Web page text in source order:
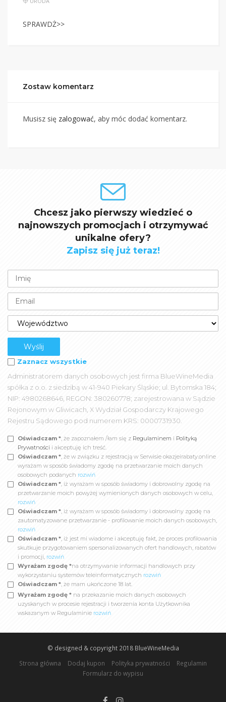
SPRAWDŻ>>
Zostaw komentarz
Musisz się zalogować, aby móc dodać komentarz.
Chcesz jako pierwszy wiedzieć o
najnowszych promocjach i otrzymywać
unikalne ofery?
Zapisz się już teraz!
Zaznacz wszystkie
Administratorem danych osobowych jest firma BlueWineMedia
spółka z o.o. z siedzibą w 41-940 Piekary Śląskie; ul. Bytomska 184;
NIP: 4980268646, REGON: 380260778; zarejestrowana w Sądzie
Rejonowym w Gliwicach, X Wydział Gospodarczy Krajowego
Rejestru Sądowego pod numerem KRS: 0000731930.
Oświadczam *, że zapoznałem /łam się z Regulaminem i Polityką
Prywatności i akceptuję ich treść.
Oświadczam *, że w związku z rejestracją w Serwisie okazjeirabaty.online
wyrażam w sposób świadomy zgodę na przetwarzanie moich danych
osobowych podanych rozwiń
Oświadczam *, iż wyrażam w sposób świadomy i dobrowolny zgodę na
przetwarzanie moich powyżej wymienionych danych osobowych w celu,
rozwiń
Oświadczam *, iż wyrażam w sposób świadomy i dobrowolny zgodę na
zautomatyzowane przetwarzanie - profilowanie moich danych osobowych,
rozwiń
Oświadczam *, iż jest mi wiadome i akceptuję fakt, że proces profilowania
skutkuje przygotowaniem spersonalizowanych ofert handlowych, rabatów
i promocji, rozwiń
Wyrażam zgodę *na otrzymywanie informacji handlowych przy
wykorzystaniu systemów teleinformatycznych rozwiń
Oświadczam *, że mam ukończone 18 lat.
Wyrażam zgodę * na przekazanie moich danych osobowych
uzyskanych w procesie rejestracji i tworzenia konta Użytkownika
wskazanym w Regulaminie rozwiń
© designed & copyright 2018 BlueWineMedia
Strona główna
Dodaj kupon Polityka prywatności
Regulamin
Formularz do wypisu